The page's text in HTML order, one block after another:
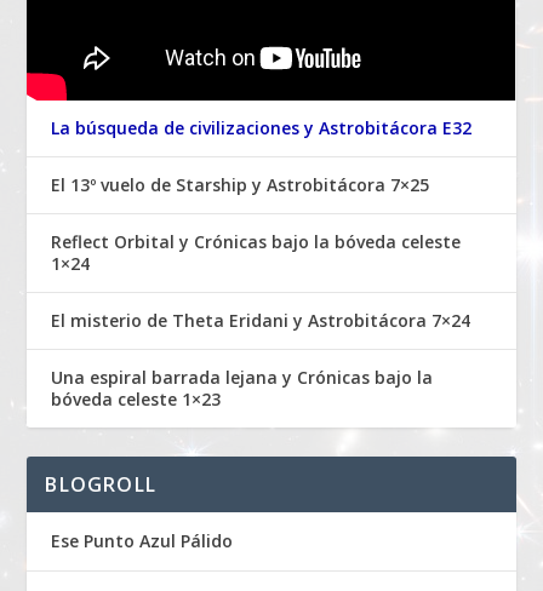
La búsqueda de civilizaciones y Astrobitácora E32
El 13º vuelo de Starship y Astrobitácora 7×25
Reflect Orbital y Crónicas bajo la bóveda celeste
1×24
El misterio de Theta Eridani y Astrobitácora 7×24
Una espiral barrada lejana y Crónicas bajo la
bóveda celeste 1×23
BLOGROLL
Ese Punto Azul Pálido